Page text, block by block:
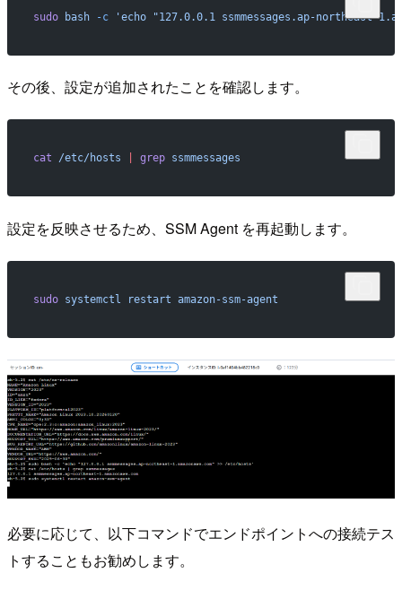
sudo bash -c 'echo "127.0.0.1 ssmmessages.ap-northeast-
その後、設定が追加されたことを確認します。
cat /etc/hosts grep ssmmessages
設定を反映させるため、SSM Agent を再起動します。
sudo systemctl restart amazon-ssm-agent
必要に応じて、以下コマンドでエンドポイントへの接続テス
トすることもお勧めします。